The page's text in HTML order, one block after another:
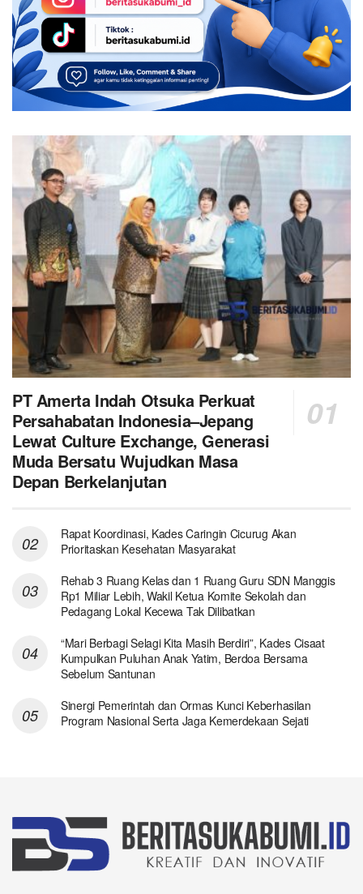
PT Amerta Indah Otsuka Perkuat
Persahabatan Indonesia–Jepang
Lewat Culture Exchange, Generasi
Muda Bersatu Wujudkan Masa
Depan Berkelanjutan
Rapat Koordinasi, Kades Caringin Cicurug Akan
Prioritaskan Kesehatan Masyarakat
Rehab 3 Ruang Kelas dan 1 Ruang Guru SDN Manggis
Rp1 Miliar Lebih, Wakil Ketua Komite Sekolah dan
Pedagang Lokal Kecewa Tak Dilibatkan
“Mari Berbagi Selagi Kita Masih Berdiri”, Kades Cisaat
Kumpulkan Puluhan Anak Yatim, Berdoa Bersama
Sebelum Santunan
Sinergi Pemerintah dan Ormas Kunci Keberhasilan
Program Nasional Serta Jaga Kemerdekaan Sejati